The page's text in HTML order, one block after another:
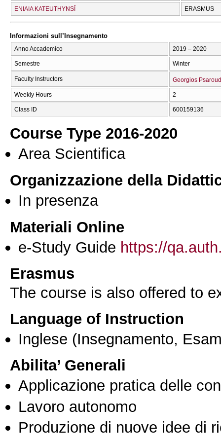
ENIAIA KATEUTHYNSĪ
ERASMUS
Informazioni sull’Insegnamento
Anno Accademico 2019 – 2020
Semestre Winter
Faculty Instructors Georgios
Weekly Hours 2
Class ID 600159136
Course Type 2016-2020
Area Scientifica
Organizzazione della
In presenza
Materiali Online
e-Study Guide https://
Erasmus
The course is also offered to
Language of Instruction
Inglese (Insegnamento,
Abilita’ Generali
Applicazione pratica delle
Lavoro autonomo
Produzione di nuove idee di